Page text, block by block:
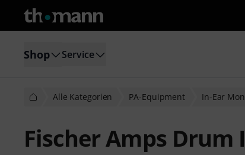
Shop Service
Alle Kategorien PA-Equipment In-Ear
Fischer Amps Drum